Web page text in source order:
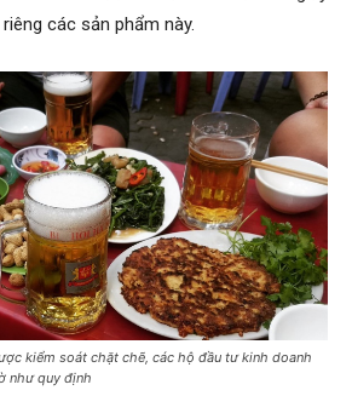
các sản phẩm này.
kiểm soát chặt chẽ, các hộ đầu tư kinh doanh
như quy định